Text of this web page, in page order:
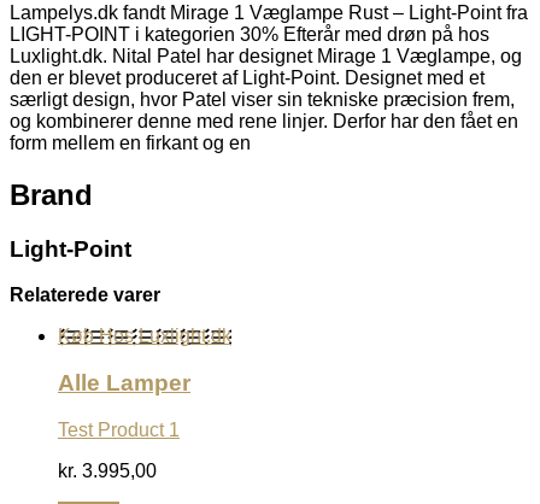
Lampelys.dk fandt Mirage 1 Væglampe Rust – Light-Point fra
LIGHT-POINT i kategorien 30% Efterår med drøn på hos
Luxlight.dk. Nital Patel har designet Mirage 1 Væglampe, og
den er blevet produceret af Light-Point. Designet med et
særligt design, hvor Patel viser sin tekniske præcision frem,
og kombinerer denne med rene linjer. Derfor har den fået en
form mellem en firkant og en
Brand
Light-Point
Relaterede varer
Køb Hos Luxlight.dk
Alle Lamper
Test Product 1
kr. 3.995,00